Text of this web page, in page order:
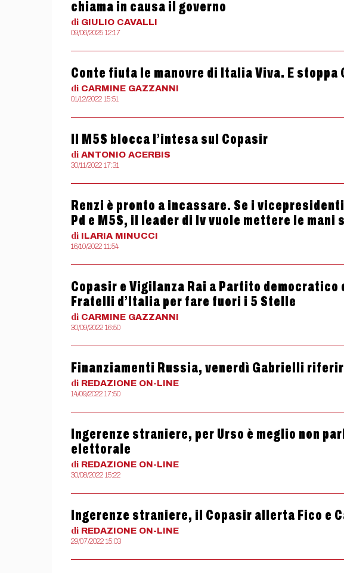
chiama in causa il governo
di GIULIO CAVALLI
09/06/2025 12:17
Conte fiuta le manovre di Italia Viva. E stoppa
di CARMINE GAZZANNI
01/12/2022 15:51
Il M5S blocca l’intesa sul Copasir
di ANTONIO ACERBIS
30/11/2022 17:31
Renzi è pronto a incassare. Se i
Pd e M5S, il leader di Iv vuole mettere le mani
di ILARIA MINUCCI
16/10/2022 11:54
Copasir e Vigilanza Rai a Partito
Fratelli d’Italia per fare fuori i 5 Stelle
di CARMINE GAZZANNI
30/09/2022 16:50
Finanziamenti Russia, venerdì Gabrielli
di REDAZIONE ON-LINE
14/09/2022 17:50
Ingerenze straniere, per Urso è meglio non
elettorale
di REDAZIONE ON-LINE
30/08/2022 15:22
Ingerenze straniere, il Copasir allerta Fico e
di REDAZIONE ON-LINE
29/07/2022 15:03